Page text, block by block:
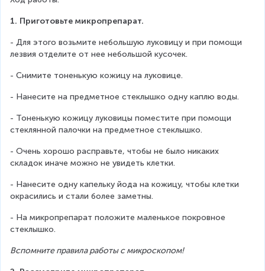
1. Приготовьте микропрепарат.
- Для этого возьмите небольшую луковицу и при помощи
лезвия отделите от нее небольшой кусочек.
- Снимите тоненькую кожицу на луковице.
- Нанесите на предметное стеклышко одну каплю воды.
- Тоненькую кожицу луковицы поместите при помощи
стеклянной палочки на предметное стеклышко.
- Очень хорошо расправьте, чтобы не было никаких
складок иначе можно не увидеть клетки.
- Нанесите одну капельку йода на кожицу, чтобы клетки
окрасились и стали более заметны.
- На микропрепарат положите маленькое покровное
стеклышко.
Вспомните правила работы с микроскопом!